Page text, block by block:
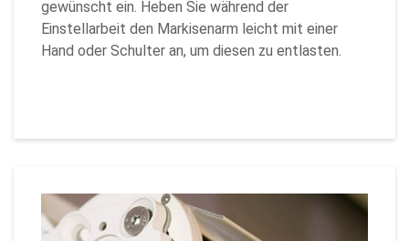
gewünscht ein. Heben Sie während der
Einstellarbeit den Markisenarm leicht mit einer
Hand oder Schulter an, um diesen zu entlasten.